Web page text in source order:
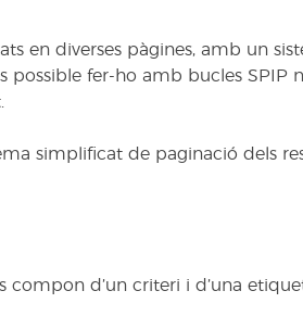
en diverses pàgines, amb un
possible fer-ho amb bucles SPIP
simplificat de paginació dels
compon d’un criteri i d’una